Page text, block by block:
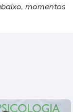
momentos